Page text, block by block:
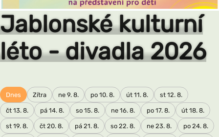
Jablonské kulturní
léto - divadla 2026
léto -
2026
MIB
Maláku
Dnes Zítra ne 9. 8. po 10. 8. út 11. 8. st 12. 8.
čt 13. 8. pá 14. 8. so 15. 8. ne 16. 8. po 17. 8. út 18. 8.
st 19. 8. čt 20. 8. pá 21. 8. so 22. 8. ne 23. 8. po 24. 8.